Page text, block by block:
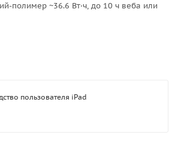
полимер ~36.6 Вт·ч, до 10 ч веба или
пользователя iPad